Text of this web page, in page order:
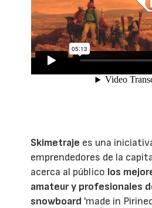
Skimetraje es una
emprendedores de la
acerca al público los
amateur y profesionales
snowboard 'made in